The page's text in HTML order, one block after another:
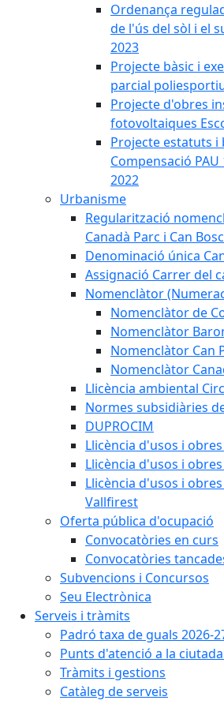
Ordenança
de l'ús del sòl i el
2023
Projecte bàsic i
parcial
Projecte d'obres
fotovoltaiques
Projecte estatuts i
Compensació PAU
2022
Urbanisme
Regularització
Canadà Parc i Can
Denominació única
Assignació Carrer del
Nomenclàtor
Nomenclàtor de
Nomenclàtor
Nomenclàtor Can
Nomenclàtor
Llicència ambiental
Normes subsidiàries
DUPROCIM
Llicència d'usos i
Llicència d'usos i
Llicència d'usos i
Vallfirest
Oferta pública d'ocupació
Convocatòries en curs
Convocatòries
Subvencions i Concursos
Seu Electrònica
Serveis i tràmits
Padró taxa de guals 2026-
Punts d'atenció a la
Tràmits i gestions
Catàleg de serveis